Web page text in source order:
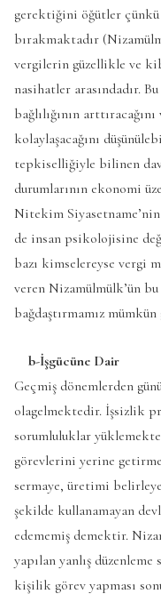
gerektiğini öğütler
bırakmaktadır
vergilerin güzellikle ve
nasihatler arasındadır.
bağlılığının
kolaylaşacağını
tepkiselliğiyle bilinen
durumlarının ekonomi
Nitekim Siyasetname’nin
de insan psikolojisine
bazı kimselereyse vergi
veren Nizamülmülk’ün
bağdaştırmamız
b-İşgücüne Dair
Geçmiş dönemlerden
olagelmektedir. İşsizlik
sorumluluklar
görevlerini yerine
sermaye, üretimi
şekilde kullanamayan
edememiş demektir.
yapılan yanlış
kişilik görev yapması